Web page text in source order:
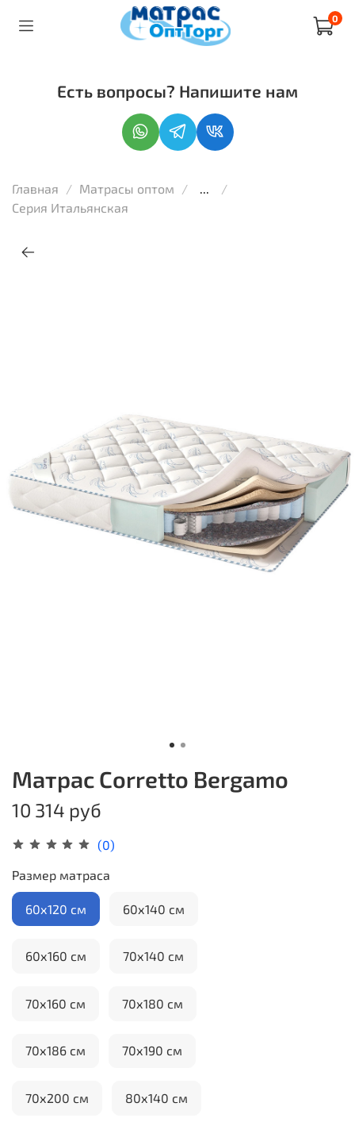
0
Главная Матрасы оптом
Серия Итальянская
(0)
Матрас Corretto Bergamo
10 314 руб
Размер матраса
60х120 см 60х140 см
60х160 см 70х140 см
70х160 см 70х180 см
70х186 см 70х190 см
70х200 см 80х140 см
Есть вопросы? Напишите нам